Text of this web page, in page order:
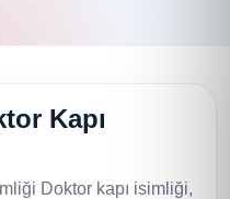
Kapı
Doktor kapı isimliği,